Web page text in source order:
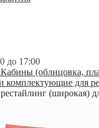
до 17:00
(облицовка,
комплектующие для
(широкая)